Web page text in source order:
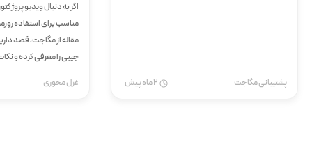
پشتیبانی مگاجت
اگر به دنبال ویدیو
مناسب برای استفاده
جیبی را معرفی کرده و
غزل محوری